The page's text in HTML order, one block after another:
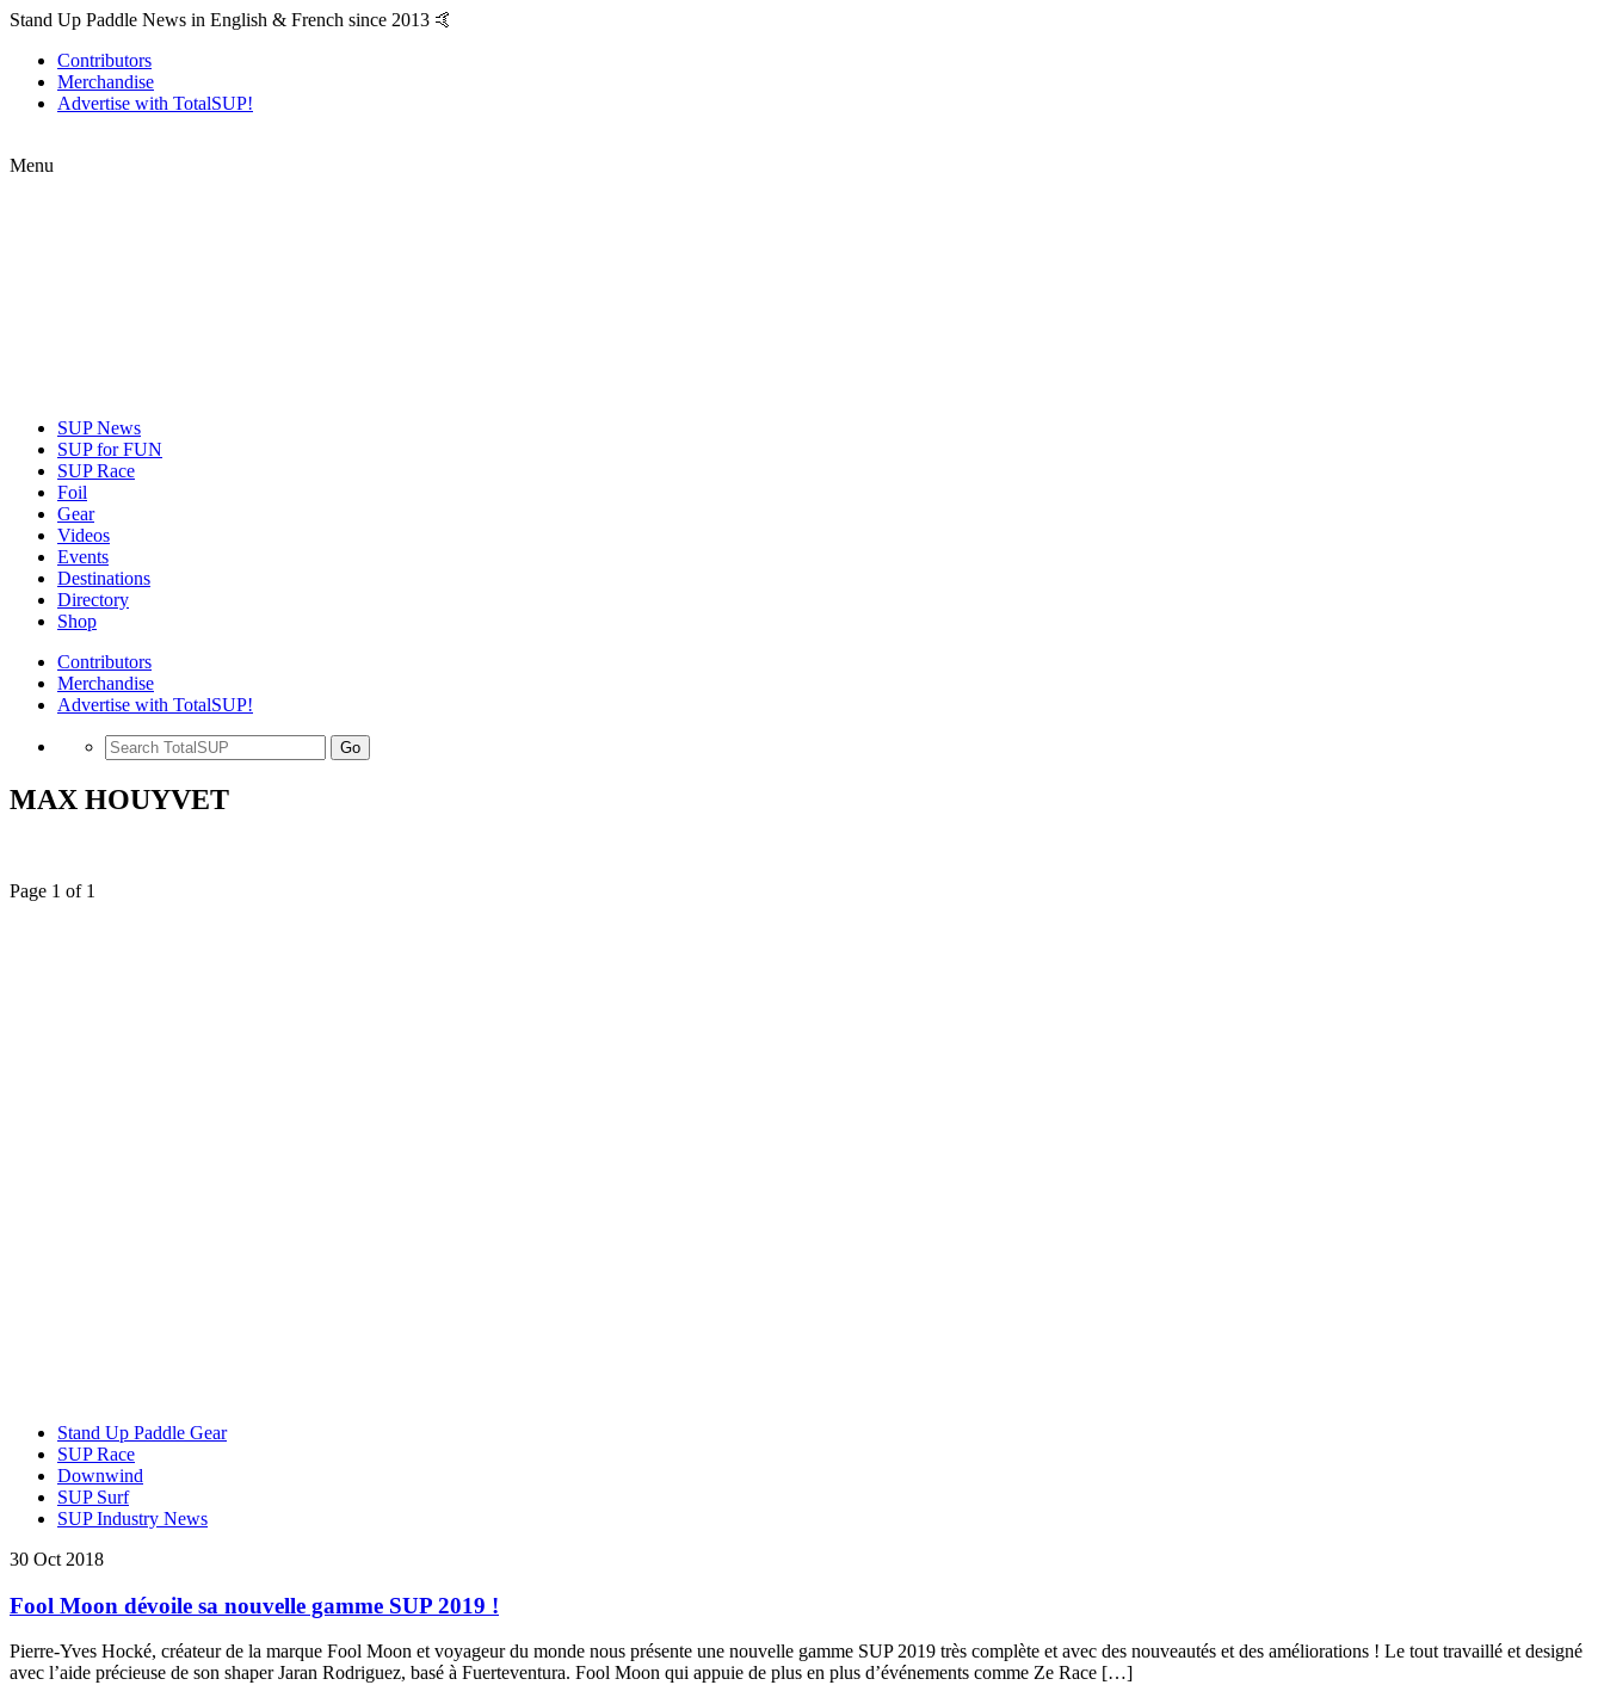
Stand Up Paddle News in English & French since 2013 🤙
Contributors
Merchandise
Advertise with TotalSUP!
Menu
SUP News
SUP for FUN
SUP Race
Foil
Gear
Videos
Events
Destinations
Directory
Shop
Contributors
Merchandise
Advertise with TotalSUP!
Go
MAX HOUYVET
Page 1 of 1
Stand Up Paddle Gear
SUP Race
Downwind
SUP Surf
SUP Industry News
30 Oct 2018
Fool Moon dévoile sa nouvelle gamme SUP 2019 !
Pierre-Yves Hocké, créateur de la marque Fool Moon et voyageur du monde nous présente une nouvelle gamme SUP 2019 très complète et avec des nouveautés et des améliorations ! Le tout travaillé et designé
avec l’aide précieuse de son shaper Jaran Rodriguez, basé à Fuerteventura. Fool Moon qui appuie de plus en plus d’événements comme Ze Race […]